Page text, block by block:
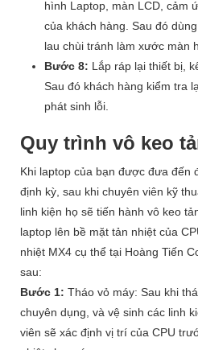
hình Laptop, màn LCD, cảm
của khách hàng. Sau đó
lau chùi tránh làm xước màn
Bước 8: Lắp ráp lại thiết bị,
Sau đó khách hàng kiểm tra
phát sinh lỗi.
Quy trình vô keo
Khi laptop của bạn được đưa đến
định kỳ, sau khi chuyên viên kỹ
linh kiện họ sẽ tiến hành vô keo
laptop lên bề mặt tản nhiệt của
nhiệt MX4 cụ thể tại Hoàng Tiến
sau:
Bước 1: Tháo vỏ máy: Sau khi
chuyên dụng, và vệ sinh các linh
viên sẽ xác định vị trí của CPU